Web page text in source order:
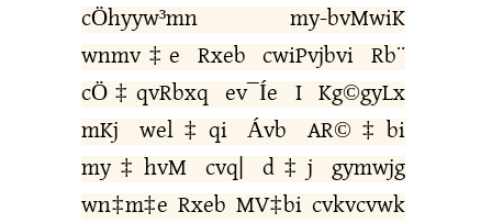
cÖhyyw³mn my-bvMwiK
wnmv‡e Rxeb cwiPvjbvi Rb¨
cÖ‡qvRbxq ev¯Íe I Kg©gyLx
mKj wel‡qi Ávb AR©‡bi
my‡hvM cvq| d‡j gymwjg
wn‡m‡e Rxeb MV‡bi cvkvcvwk